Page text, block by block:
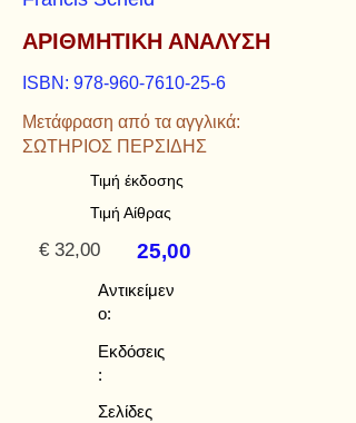
ΑΡΙΘΜΗΤΙΚΗ ΑΝΑΛΥΣΗ
ISBN: 978-960-7610-25-6
Μετάφραση από τα αγγλικά:
ΣΩΤΗΡΙΟΣ ΠΕΡΣΙΔΗΣ
Τιμή έκδοσης
Τιμή Αίθρας
€ 32,00 25,00
Αντικείμεν
ο:
Εκδόσεις
:
Σελίδες